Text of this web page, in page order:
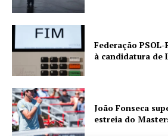
Federação
à candidatura de
João Fonseca
estreia do